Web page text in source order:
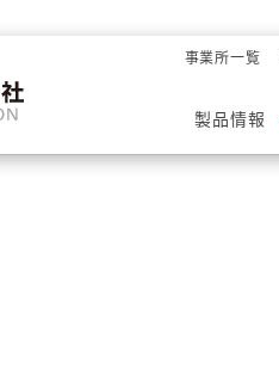
事業所一覧
製品情報